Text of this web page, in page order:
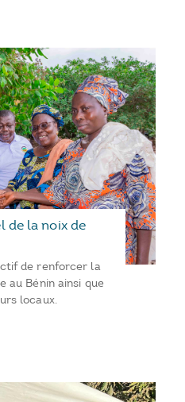
de la noix de
de renforcer la
au Bénin ainsi que
locaux.